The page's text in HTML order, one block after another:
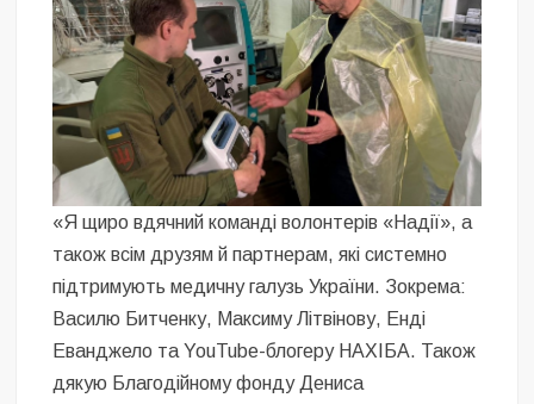
«Я щиро вдячний команді волонтерів «Надії», а
також всім друзям й партнерам, які системно
підтримують медичну галузь України. Зокрема:
Василю Битченку, Максиму Літвінову, Енді
Еванджело та YouTube-блогеру НАХІБА. Також
дякую Благодійному фонду Дениса